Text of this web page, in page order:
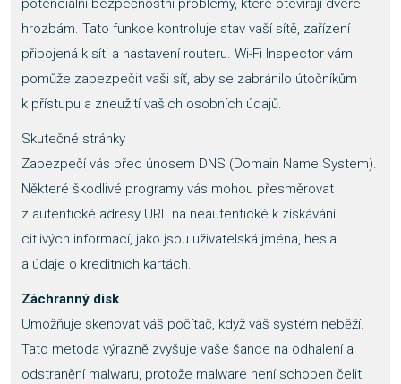
potenciální bezpečnostní problémy, které otevírají dveře
hrozbám. Tato funkce kontroluje stav vaší sítě, zařízení
připojená k síti a nastavení routeru. Wi-Fi Inspector vám
pomůže zabezpečit vaši síť, aby se zabránilo útočníkům
k přístupu a zneužití vašich osobních údajů.
Skutečné stránky
Zabezpečí vás před únosem DNS (Domain Name System).
Některé škodlivé programy vás mohou přesměrovat
z autentické adresy URL na neautentické k získávání
citlivých informací, jako jsou uživatelská jména, hesla
a údaje o kreditních kartách.
Záchranný disk
Umožňuje skenovat váš počítač, když váš systém neběží.
Tato metoda výrazně zvyšuje vaše šance na odhalení a
odstranění malwaru, protože malware není schopen čelit.